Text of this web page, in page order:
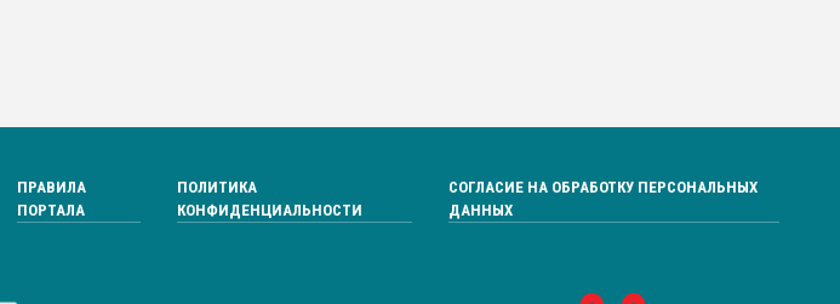
ПРАВИЛА
ПОРТАЛА
ПОЛИТИКА
КОНФИДЕНЦИАЛЬНОСТИ
СОГЛАСИЕ НА ОБРАБОТКУ ПЕРСОНАЛЬНЫХ
ДАННЫХ